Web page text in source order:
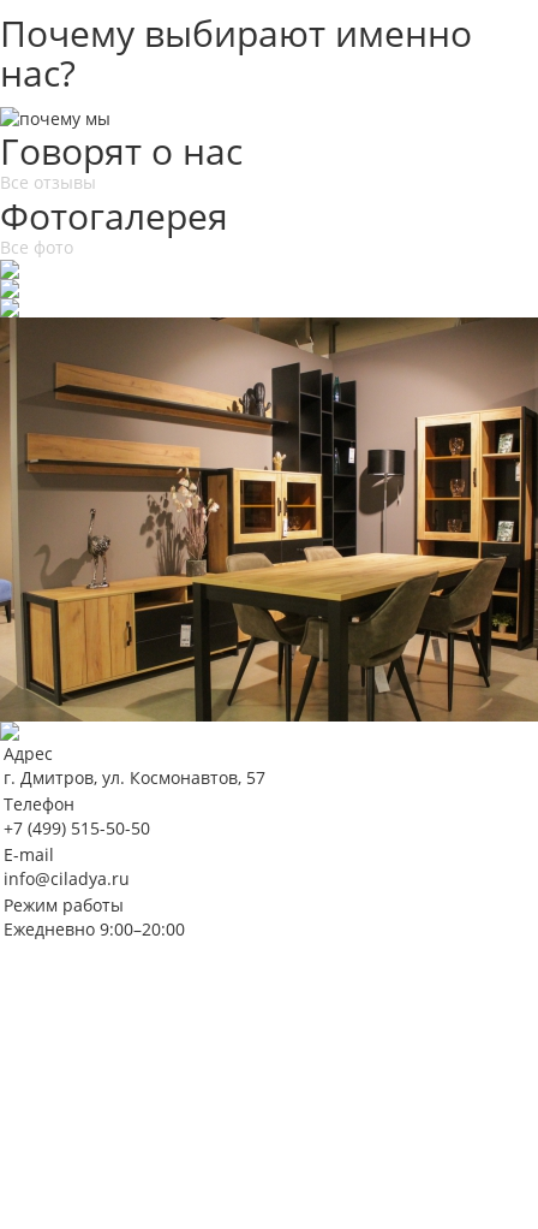
Почему выбирают именно
нас?
Говорят о нас
Все отзывы
Фотогалерея
Все фото
Адрес
г. Дмитров, ул. Космонавтов, 57
Телефон
+7 (499) 515-50-50
E-mail
info@ciladya.ru
Режим работы
Ежедневно 9:00–20:00